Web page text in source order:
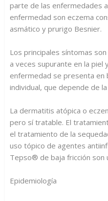
parte de las enfermedades
enfermedad son eczema
asmático y prurigo Besnier.
Los principales síntomas
a veces supurante en la piel
enfermedad se presenta
individual, que depende de
La dermatitis atópica o
pero sí tratable. El
el tratamiento de la
uso tópico de agentes
Tepso® de baja fricción son
Epidemiología